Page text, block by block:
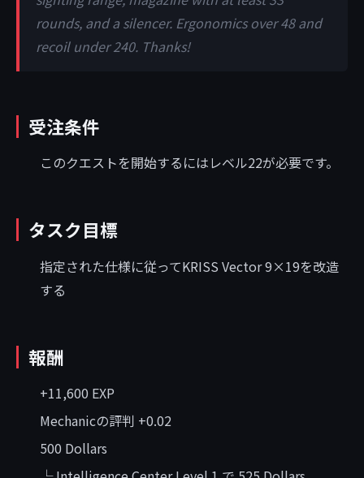
rounds, and a silencer. Ergonomics over 48 and
recoil under 240. Thanks!
受注条件
このクエストを開始するにはレベル22が必要です。
タスク目標
指定された仕様に従ってKRISS Vector 9×19を改造
する
報酬
+11,600 EXP
Mechanicの評判 +0.02
500 Dollars